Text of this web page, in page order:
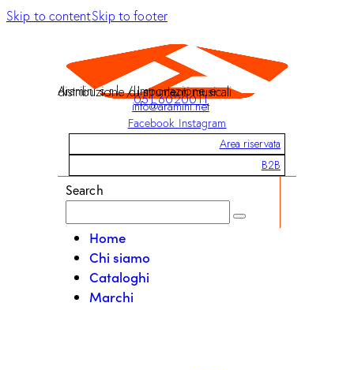
Skip to contentSkip to footer
Aramini s.r.l. / Importazione e distribuzione di strumenti musicali
051 6020011
info@aramini.net
Facebook Instagram
Area riservata
B2B
Search
Home
Chi siamo
Cataloghi
Marchi